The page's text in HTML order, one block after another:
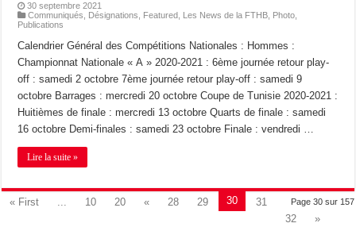
30 septembre 2021
Communiqués
Désignations Featured Les News de la FTHB Photo
Publications
Calendrier Général des Compétitions Nationales : Hommes :
Championnat Nationale « A » 2020-2021 : 6ème journée retour play-
off : samedi 2 octobre 7ème journée retour play-off : samedi 9
octobre Barrages : mercredi 20 octobre Coupe de Tunisie 2020-2021 :
Huitièmes de finale : mercredi 13 octobre Quarts de finale : samedi
16 octobre Demi-finales : samedi 23 octobre Finale : vendredi …
Lire la suite »
Page 30 sur 157
« First ... 10 20 « 28 29 30
31
32
»